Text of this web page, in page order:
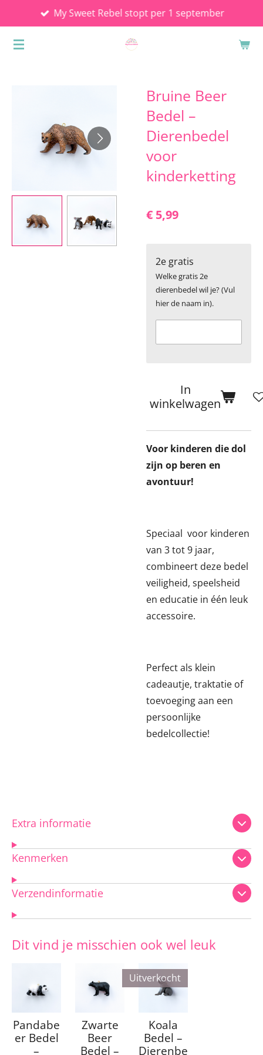
direct
naar
My Sweet Rebel stopt per 1 september
Bruine Beer
Bedel –
Dierenbedel
voor
kinderketting
€ 5,99
2e gratis
Welke gratis 2e
dierenbedel wil je? (Vul
hier de naam in).
In
winkelwagen
Voor kinderen die dol
zijn op beren en
avontuur!
Speciaal voor kinderen
van 3 tot 9 jaar,
combineert deze bedel
veiligheid, speelsheid
en educatie in één leuk
accessoire.
Perfect als klein
cadeautje, traktatie of
toevoeging aan een
persoonlijke
bedelcollectie!
Extra informatie
Kenmerken
Verzendinformatie
Dit vind je misschien ook wel leuk
Pandabe
er Bedel
–
Zwarte
Beer
Bedel –
Uitverkocht
Koala
Bedel –
Dierenbe